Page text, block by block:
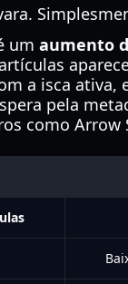
um aumento
a isca
pela
como Arrow